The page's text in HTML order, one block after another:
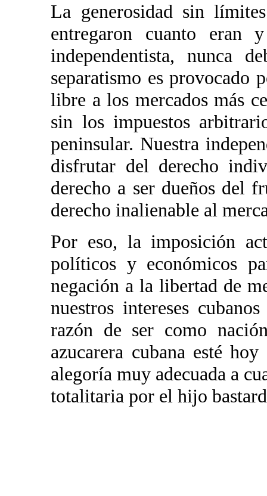
La generosidad sin
entregaron cuanto eran
independentista, nunca
separatismo es provocado
libre a los mercados más
sin los impuestos
peninsular. Nuestra
disfrutar del derecho
derecho a ser dueños del
derecho inalienable al
Por eso, la imposición
políticos y económicos
negación a la libertad de
nuestros intereses
razón de ser como
azucarera cubana esté
alegoría muy adecuada a
totalitaria por el hijo